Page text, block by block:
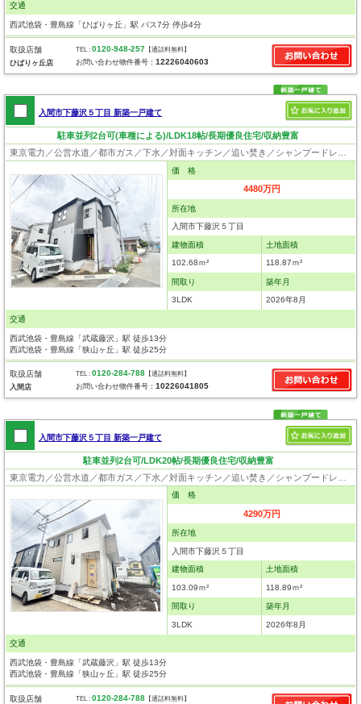
交通
西武池袋・豊島線「ひばりヶ丘」駅 バス7分 停歩4分
取扱店舗
ひばりヶ丘店
TEL :0120-948-257 【通話料無料】
お問い合わせ物件番号：12226040603
入間市下藤沢５丁目 新築一戸建て
駐車並列2台可(車種による)/LDK18帖/長期優良住宅/収納豊富
価 格
4480万円
所在地
入間市下藤沢５丁目
建物面積
102.68ｍ²
土地面積
118.87ｍ²
間取り
3LDK
築年月
2026年8月
交通
西武池袋・豊島線「武蔵藤沢」駅 徒歩13分
西武池袋・豊島線「狭山ヶ丘」駅 徒歩25分
取扱店舗
入間店
TEL :0120-284-788 【通話料無料】
お問い合わせ物件番号：10226041805
入間市下藤沢５丁目 新築一戸建て
駐車並列2台可/LDK20帖/長期優良住宅/収納豊富
価 格
4290万円
所在地
入間市下藤沢５丁目
建物面積
103.09ｍ²
土地面積
118.89ｍ²
間取り
3LDK
築年月
2026年8月
交通
西武池袋・豊島線「武蔵藤沢」駅 徒歩13分
西武池袋・豊島線「狭山ヶ丘」駅 徒歩25分
取扱店舗 TEL :0120-284-788 【通話料無料】